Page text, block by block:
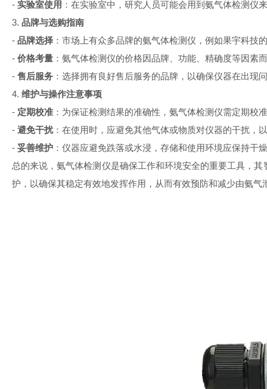
- 实验室使用 ：在实验室中，研究人员可能会用到氨气体检测仪
3. 品牌与选购指南
- 品牌选择 ：市场上有众多品牌的氨气体检测仪，例如果宇科技的
- 价格考量 ：氨气体检测仪的价格因品牌、功能、精确度等因素
- 售后服务 ：选择拥有良好售后服务的品牌，以确保仪器在出现
4. 维护与操作注意事项
- 定期校准 ：为保证检测结果的准确性，氨气体检测仪需定期校
- 避免干扰：在使用时，应避免其他气体或物质对仪器的干扰，
- 妥善维护 ：仪器应避免跌落或水浸，存储和使用环境应保持干
总的来说，氨气体检测仪是确保工作和环境安全的重要工具，
护，以确保其稳定有效地发挥作用，从而有效预防和减少由氨气